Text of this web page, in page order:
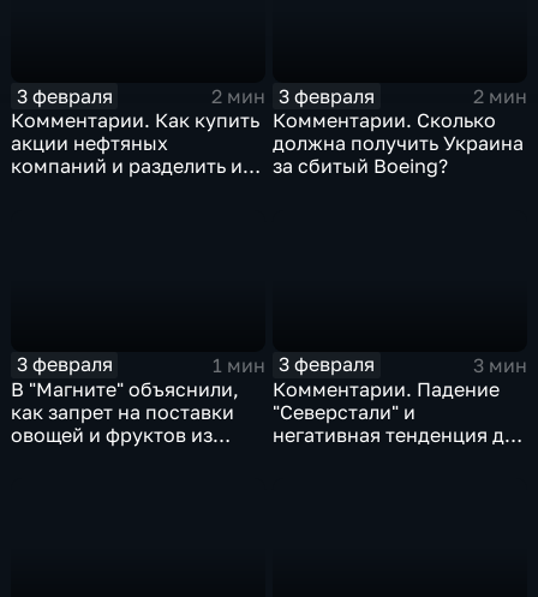
3 февраля
2 мин
Комментарии. Как купить
акции нефтяных
компаний и разделить их
3 февраля
2 мин
Комментарии. Сколько
должна получить Украина
за сбитый Boeing?
3 февраля
1 мин
В "Магните" объяснили,
как запрет на поставки
овощей и фруктов из
3 февраля
3 мин
Комментарии. Падение
"Северстали" и
негативная тенденция для